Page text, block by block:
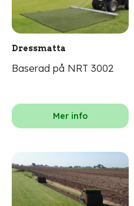
Dressmatta
Baserad på NRT 3002
Mer info